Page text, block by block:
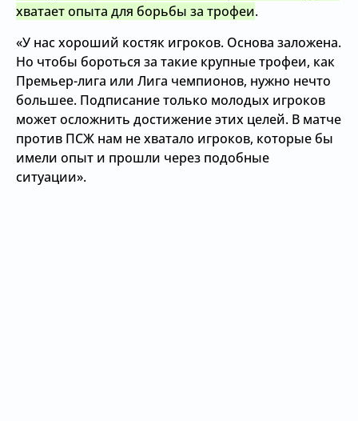
хватает опыта для борьбы за трофеи.
«У нас хороший костяк игроков. Основа заложена.
Но чтобы бороться за такие крупные трофеи, как
Премьер-лига или Лига чемпионов, нужно нечто
большее. Подписание только молодых игроков
может осложнить достижение этих целей. В матче
против ПСЖ нам не хватало игроков, которые бы
имели опыт и прошли через подобные
ситуации».